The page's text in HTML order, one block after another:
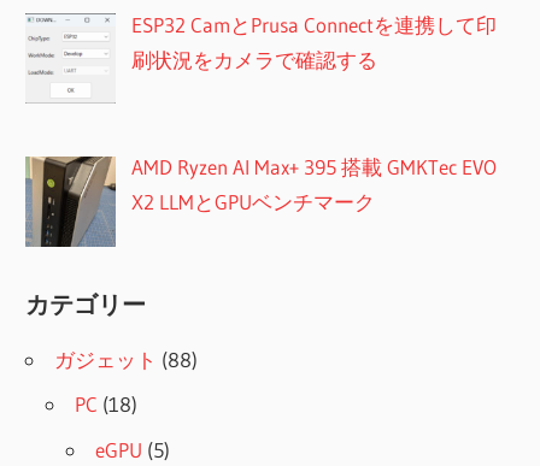
ESP32 CamとPrusa Connectを連携して印
刷状況をカメラで確認する
AMD Ryzen AI Max+ 395 搭載 GMKTec EVO
X2 LLMとGPUベンチマーク
カテゴリー
ガジェット (88)
PC (18)
eGPU (5)